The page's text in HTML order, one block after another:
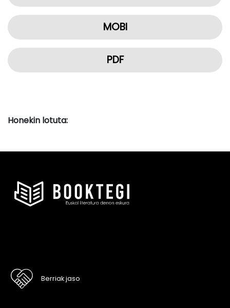
MOBI
PDF
Honekin lotuta:
Berriak jaso